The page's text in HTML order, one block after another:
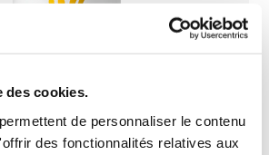
des cookies.
de personnaliser le contenu
des fonctionnalités relatives aux